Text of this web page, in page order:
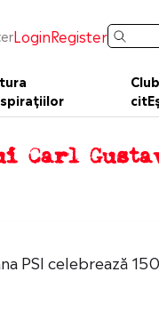
LoginRegister
Club
Carl
PSI celebrează